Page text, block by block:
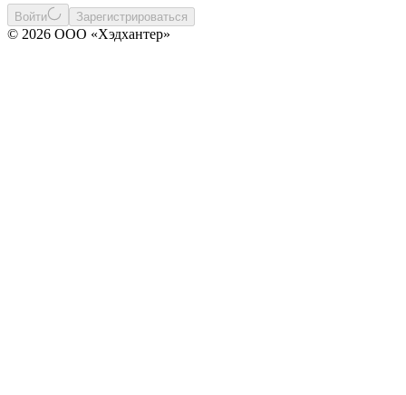
Войти Зарегистрироваться
© 2026 ООО «Хэдхантер»